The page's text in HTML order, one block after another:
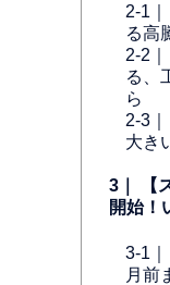
2-1
る高
2-2
る、
ら
2-3
大き
3｜ 【
開始！
3-1
月前